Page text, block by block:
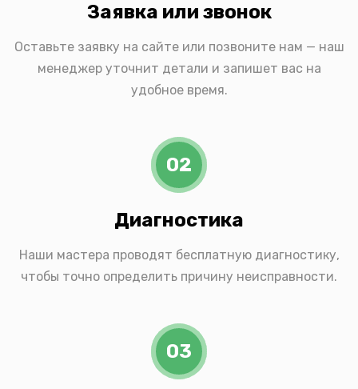
Заявка или звонок
Оставьте заявку на сайте или позвоните нам — наш
менеджер уточнит детали и запишет вас на
удобное время.
02
Диагностика
Наши мастера проводят бесплатную диагностику,
чтобы точно определить причину неисправности.
03